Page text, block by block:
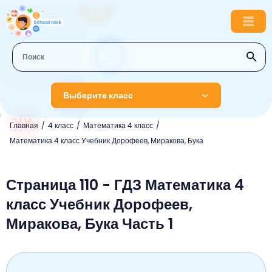
Выберите класс
Главная 4 класс
Математика 4 класс
Математика 4 класс Учебник Дорофеев, Миракова, Бука
1 класс
Русский язык
Литературное чтение
Окружающий мир
Математика
Математика
Английский язык
Информатика
Литературное чтение
3 класс
Музыка
Окружающий мир
4 класс
Английский язык
Страница 110 - ГДЗ Математика 4
класс Учебник Дорофеев,
Миракова, Бука Часть 1